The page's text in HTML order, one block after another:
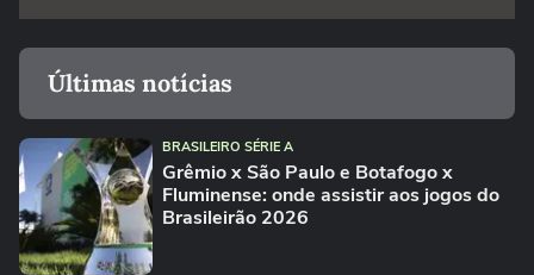
Últimas notícias
BRASILEIRO SÉRIE A
Grêmio x São Paulo e Botafogo x
Fluminense: onde assistir aos jogos do
Brasileirão 2026